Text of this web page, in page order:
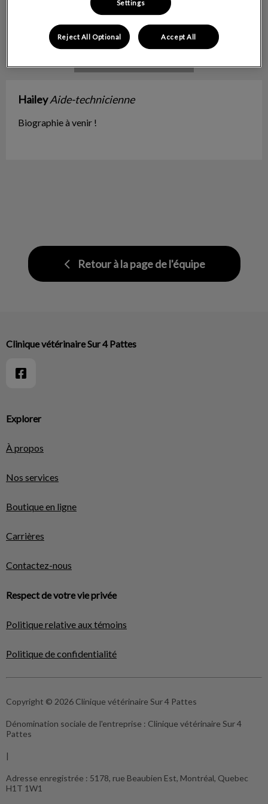
HaileyAide-technicienne
Biographie à venir !
Retour à la page de l'équipe
Explorer
À propos
Nos services
Boutique en ligne
Carrières
Contactez-nous
Respect de votre vie privée
Politique relative aux témoins
Politique de confidentialité
Clinique vétérinaire Sur 4 Pattes
Copyright © 2026 Clinique vétérinaire Sur 4 Pattes
Dénomination sociale de l'entreprise : Clinique vétérinaire Sur 4
Pattes
|
Adresse enregistrée : 5178, rue Beaubien Est, Montréal, Quebec
H1T 1W1
Settings
Reject All Optional Accept All